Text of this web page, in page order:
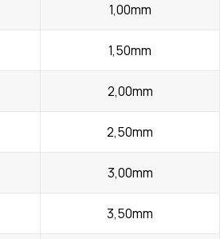
1,00mm
1,50mm
2,00mm
2,50mm
3,00mm
3,50mm